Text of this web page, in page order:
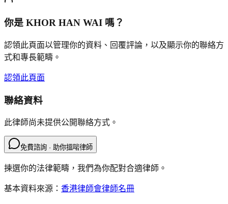
你是 KHOR HAN WAI 嗎？
認領此頁面以管理你的資料、回覆評論，以及顯示你的聯絡方
式和專長範疇。
認領此頁面
聯絡資料
此律師尚未提供公開聯絡方式。
免費諮詢 · 助你搵啱律師
揀選你的法律範疇，我們為你配對合適律師。
基本資料來源： 香港律師會律師名冊